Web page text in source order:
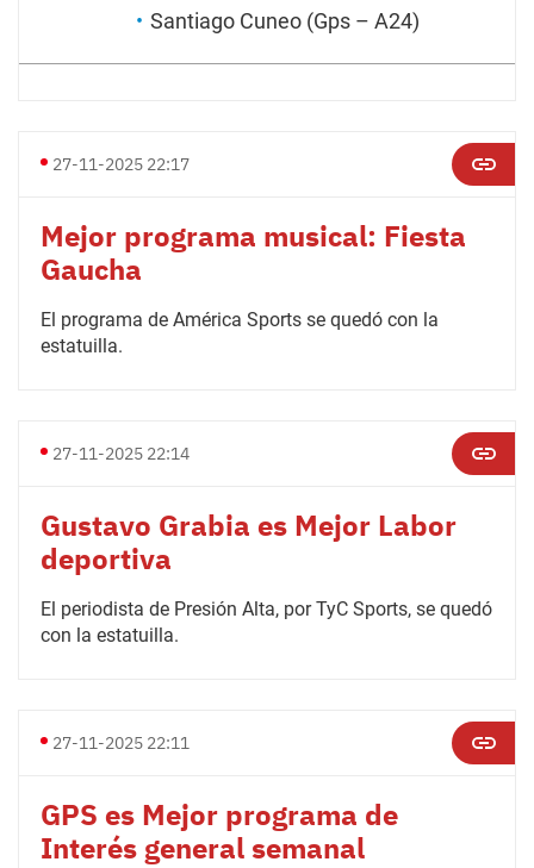
Santiago Cuneo (Gps – A24)
27-11-2025 22:17
Mejor programa musical: Fiesta
Gaucha
El programa de América Sports se quedó con la
estatuilla.
27-11-2025 22:14
Gustavo Grabia es Mejor Labor
deportiva
El periodista de Presión Alta, por TyC Sports, se quedó
con la estatuilla.
27-11-2025 22:11
GPS es Mejor programa de
Interés general semanal